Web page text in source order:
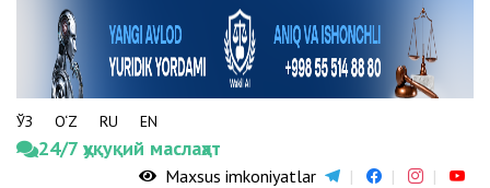
ЎЗ O‘Z RU EN
24/7 ҳуқуқий маслаҳат
Maxsus imkoniyatlar